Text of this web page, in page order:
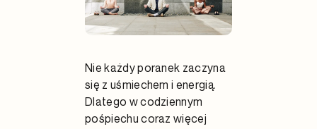
Nie każdy poranek zaczyna
się z uśmiechem i energią.
Dlatego w codziennym
pośpiechu coraz więcej